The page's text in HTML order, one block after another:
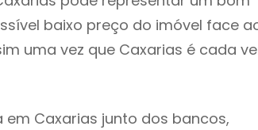
baixo preço do imóvel face
uma vez que Caxarias é cada
em Caxarias junto dos bancos,